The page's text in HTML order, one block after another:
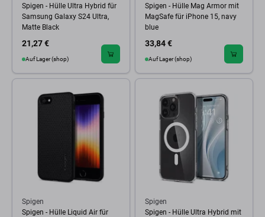
Spigen - Hülle Ultra Hybrid für
Samsung Galaxy S24 Ultra,
Matte Black
21,27 €
Auf Lager (shop)
Spigen - Hülle Mag Armor mit
MagSafe für iPhone 15, navy
blue
33,84 €
Auf Lager (shop)
Spigen
Spigen - Hülle Liquid Air für
Spigen
Spigen - Hülle Ultra Hybrid mit